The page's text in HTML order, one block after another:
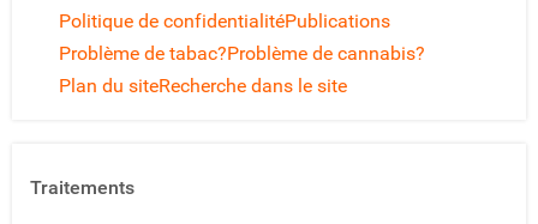
Politique de confidentialitéPublications
Problème de tabac?Problème de cannabis?
Plan du siteRecherche dans le site
Traitements